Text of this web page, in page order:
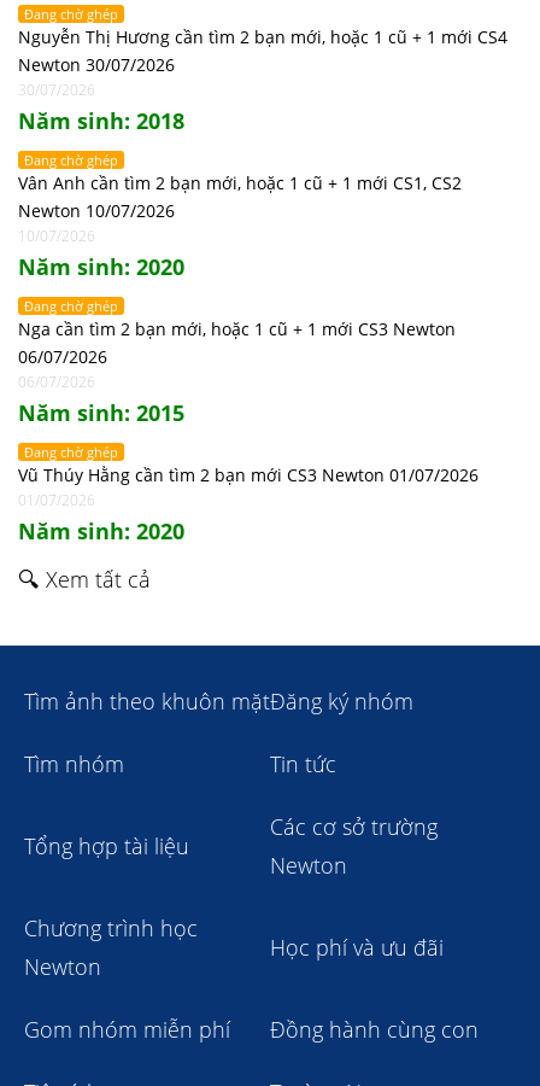
Đang chờ ghép
Nguyễn Thị Hương cần tìm 2 bạn mới, hoặc 1 cũ + 1 mới CS4
Newton 30/07/2026
30/07/2026
Năm sinh: 2018
Đang chờ ghép
Vân Anh cần tìm 2 bạn mới, hoặc 1 cũ + 1 mới CS1, CS2
Newton 10/07/2026
10/07/2026
Năm sinh: 2020
Đang chờ ghép
Nga cần tìm 2 bạn mới, hoặc 1 cũ + 1 mới CS3 Newton
06/07/2026
06/07/2026
Năm sinh: 2015
Đang chờ ghép
Vũ Thúy Hằng cần tìm 2 bạn mới CS3 Newton 01/07/2026
01/07/2026
Năm sinh: 2020
🔍 Xem tất cả
Tìm ảnh theo khuôn mặtĐăng ký nhóm
Tìm nhóm Tin tức
Tổng hợp tài liệu
Các cơ sở trường
Newton
Chương trình học
Newton
Học phí và ưu đãi
Gom nhóm miễn phí Đồng hành cùng con